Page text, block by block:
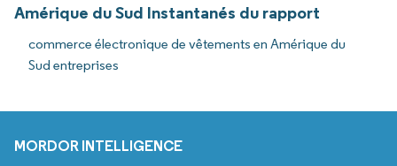
Amérique du Sud Instantanés du rapport
commerce électronique de vêtements en Amérique du
Sud entreprises
MORDOR INTELLIGENCE